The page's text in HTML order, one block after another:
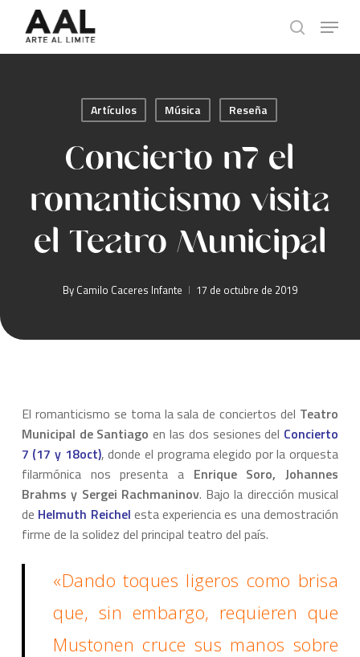
main
search
Menu
Artículos Música Reseña
Concierto n7 el
romanticismo visita
el Teatro Municipal
By Camilo Caceres Infante 17 de octubre de 2019
El romanticismo se toma la sala de conciertos del Teatro
Municipal de Santiago en las dos sesiones del Concierto
7 (17 y 18oct), donde el programa elegido por la orquesta
filarmónica nos presenta a Enrique Soro, Johannes
Brahms y Sergei Rachmaninov. Bajo la dirección musical
de Helmuth Reichel esta experiencia es una demostración
firme de la solidez del principal teatro del país.
«Dando toques ligeros como brisa
que, sin embargo, requieren que
Mustonen cruce sus manos sobre